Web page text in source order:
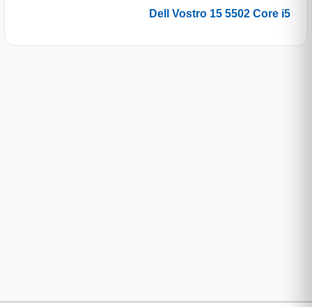
Dell Vostro 15 5502 Core i5